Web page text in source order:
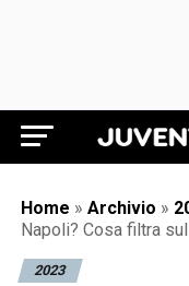
Home » Archivio »
Napoli? Cosa filtra
2023